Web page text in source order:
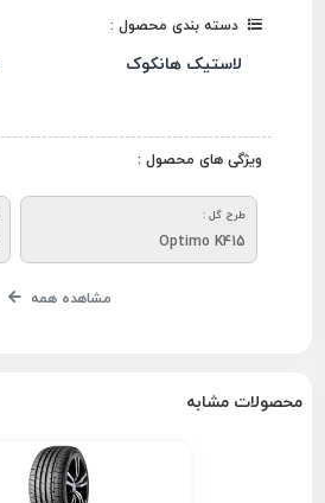
دسته بندی محصول :
لاستیک هانکوک
ویژگی های محصول :
طرح گل :
Optimo K415
مشاهده همه
محصولات مشابه